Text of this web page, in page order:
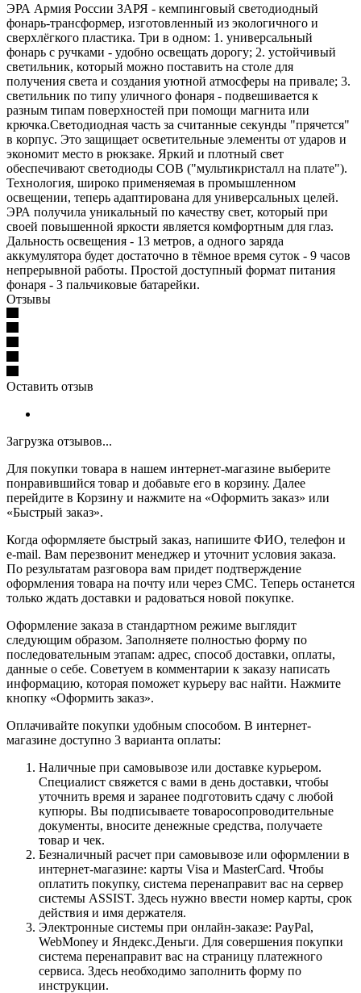
ЭРА Армия России ЗАРЯ - кемпинговый светодиодный
фонарь-трансформер, изготовленный из экологичного и
сверхлёгкого пластика. Три в одном: 1. универсальный
фонарь с ручками - удобно освещать дорогу; 2. устойчивый
светильник, который можно поставить на столе для
получения света и создания уютной атмосферы на привале; 3.
светильник по типу уличного фонаря - подвешивается к
разным типам поверхностей при помощи магнита или
крючка.Светодиодная часть за считанные секунды "прячется"
в корпус. Это защищает осветительные элементы от ударов и
экономит место в рюкзаке. Яркий и плотный свет
обеспечивают светодиоды СОВ ("мультикристалл на плате").
Технология, широко применяемая в промышленном
освещении, теперь адаптирована для универсальных целей.
ЭРА получила уникальный по качеству свет, который при
своей повышенной яркости является комфортным для глаз.
Дальность освещения - 13 метров, а одного заряда
аккумулятора будет достаточно в тёмное время суток - 9 часов
непрерывной работы. Простой доступный формат питания
фонаря - 3 пальчиковые батарейки.
Отзывы
Оставить отзыв
Загрузка отзывов...
Для покупки товара в нашем интернет-магазине выберите
понравившийся товар и добавьте его в корзину. Далее
перейдите в Корзину и нажмите на «Оформить заказ» или
«Быстрый заказ».
Когда оформляете быстрый заказ, напишите ФИО, телефон и
e-mail. Вам перезвонит менеджер и уточнит условия заказа.
По результатам разговора вам придет подтверждение
оформления товара на почту или через СМС. Теперь останется
только ждать доставки и радоваться новой покупке.
Оформление заказа в стандартном режиме выглядит
следующим образом. Заполняете полностью форму по
последовательным этапам: адрес, способ доставки, оплаты,
данные о себе. Советуем в комментарии к заказу написать
информацию, которая поможет курьеру вас найти. Нажмите
кнопку «Оформить заказ».
Оплачивайте покупки удобным способом. В интернет-
магазине доступно 3 варианта оплаты:
Наличные при самовывозе или доставке курьером.
Специалист свяжется с вами в день доставки, чтобы
уточнить время и заранее подготовить сдачу с любой
купюры. Вы подписываете товаросопроводительные
документы, вносите денежные средства, получаете
товар и чек.
Безналичный расчет при самовывозе или оформлении в
интернет-магазине: карты Visa и MasterCard. Чтобы
оплатить покупку, система перенаправит вас на сервер
системы ASSIST. Здесь нужно ввести номер карты, срок
действия и имя держателя.
Электронные системы при онлайн-заказе: PayPal,
WebMoney и Яндекс.Деньги. Для совершения покупки
система перенаправит вас на страницу платежного
сервиса. Здесь необходимо заполнить форму по
инструкции.